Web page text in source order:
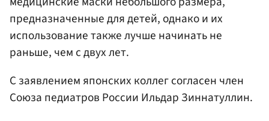
предназначенные для детей, однако и их
использование также лучше начинать не
раньше, чем с двух лет.
С заявлением японских коллег согласен член
Союза педиатров России Ильдар Зиннатуллин.